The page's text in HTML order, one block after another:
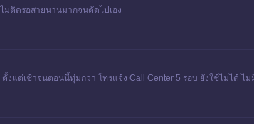
ม่ติดรอสายนานมากจนตัดไปเอง
ต่เช้าจนตอนนี้ทุ่มกว่า โทรแจ้ง Call Center 5 รอบ ยังใช้ไม่ได้ ไม่